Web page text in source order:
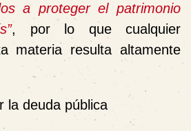
a proteger el patrimonio
, por lo que cualquier
materia resulta altamente
la deuda pública